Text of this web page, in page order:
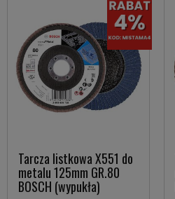
Tarcza listkowa X551 do
metalu 125mm GR.80
BOSCH (wypukła)